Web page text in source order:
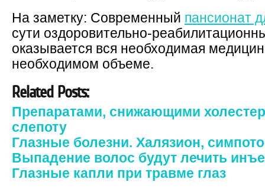
На заметку: Современный пансионат
сути оздоровительно-
оказывается вся необходимая
необходимом объеме.
Related Posts:
Препаратами, снижающими
слепоту
Глазные болезни. Халязион,
Выпадение волос будут лечить
Глазные капли при травме глаз